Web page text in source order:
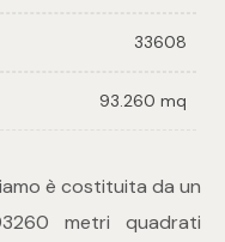
33608
93.260 mq
è costituita da un
metri quadrati